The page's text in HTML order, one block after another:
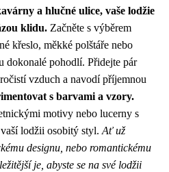
a hlučné ulice, vaše lodžie
klidu. Začněte s výběrem
křeslo, měkké polštáře nebo
dokonalé pohodlí. Přidejte pár
vzduch a navodí příjemnou
s barvami a vzory.
motivy nebo lucerny s
lodžii osobitý styl. Ať už
designu, nebo romantickému
je, abyste se na své lodžii